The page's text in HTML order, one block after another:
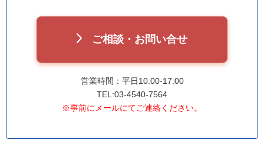
ご相談・お問い合せ
営業時間：平日10:00-17:00
TEL:03-4540-7564
※事前にメールにてご連絡ください。